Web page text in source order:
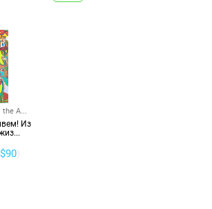
A...
Из
$90)